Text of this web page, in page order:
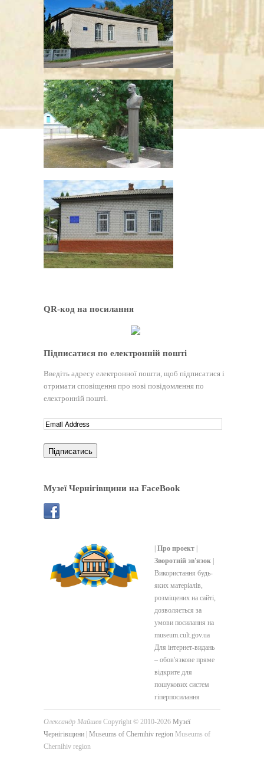
QR-код на посилання
Підписатися по електронній пошті
Введіть адресу електронної пошти, щоб підписатися і
отримати сповіщення про нові повідомлення по
електронній пошті.
Музеї Чернігівщини на FaceBook
Про проект
Зворотній зв'язок
Використання будь-
яких матеріалів,
розміщених на сайті,
дозволяється за
умови посилання на
museum.cult.gov.ua
Для інтернет-видань
– обов'язкове пряме
відкрите для
пошукових систем
гіперпосилання
Олександр Майшев Copyright © 2010-2026 Музеї
Чернігівщини | Museums of Chernihiv region Museums of
Chernihiv region